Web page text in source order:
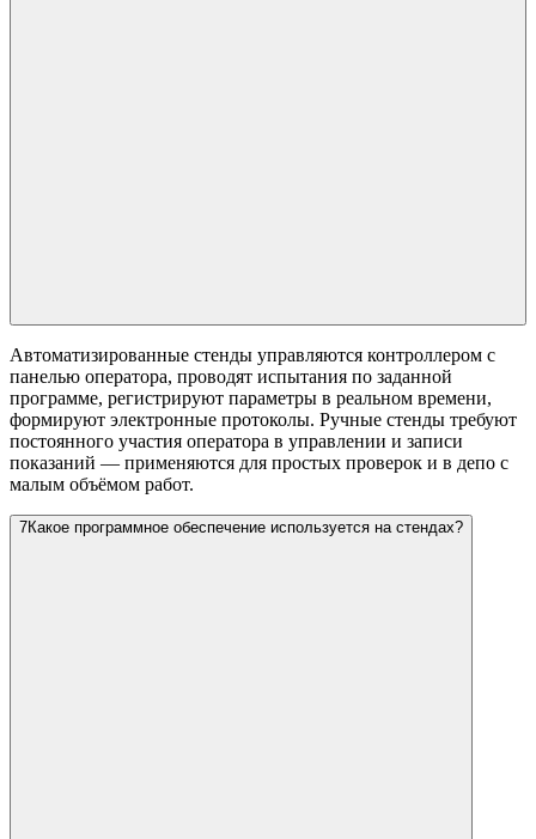
Автоматизированные стенды управляются контроллером с
панелью оператора, проводят испытания по заданной
программе, регистрируют параметры в реальном времени,
формируют электронные протоколы. Ручные стенды требуют
постоянного участия оператора в управлении и записи
показаний — применяются для простых проверок и в депо с
малым объёмом работ.
7Какое программное обеспечение используется на стендах?